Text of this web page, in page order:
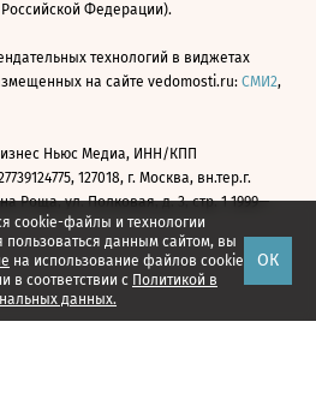
cookie-файлы и технологии
данным сайтом, вы
на использование файлов cookie
в соответствии с Политикой в
данных.
ОК
Федерации).
технологий в виджетах
на сайте vedomosti.ru: СМИ2,
Ньюс Медиа, ИНН/КПП
127018, г. Москва, вн.тер.г.
Роща, ул. Полковая, д. 3, стр. 1 1999—